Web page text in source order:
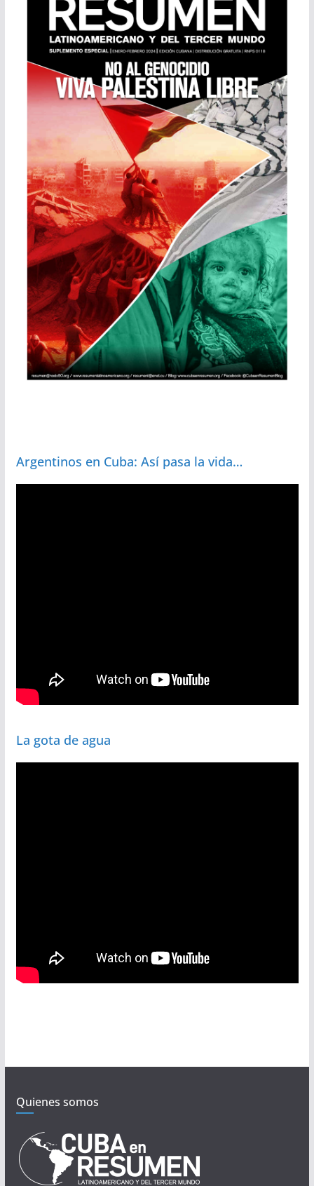
Argentinos en Cuba: Así pasa la vida…
La gota de agua
Quienes somos